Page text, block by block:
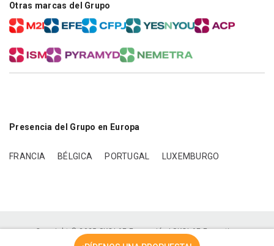
Otras marcas del Grupo
Presencia del Grupo en Europa
FRANCIA BÉLGICA PORTUGAL LUXEMBURGO
Copyright © 2025 SKOLAE Formación | SKOLAE Formation